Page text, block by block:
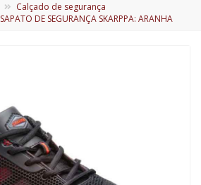
Calçado de segurança
SAPATO DE SEGURANÇA SKARPPA: ARANHA